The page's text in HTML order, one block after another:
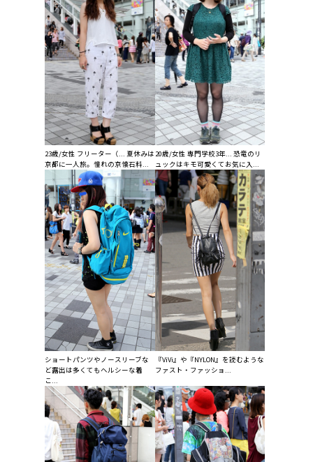
23歳/女性 フリーター（... 夏休みは
京都に一人旅。憧れの京懐石料...
20歳/女性 専門学校3年... 恐竜のリ
ュックはキモ可愛くてお気に入...
ショートパンツやノースリーブな
ど露出は多くてもヘルシーな着
こ...
『ViVi』や『NYLON』を読むような
ファスト・ファッショ...